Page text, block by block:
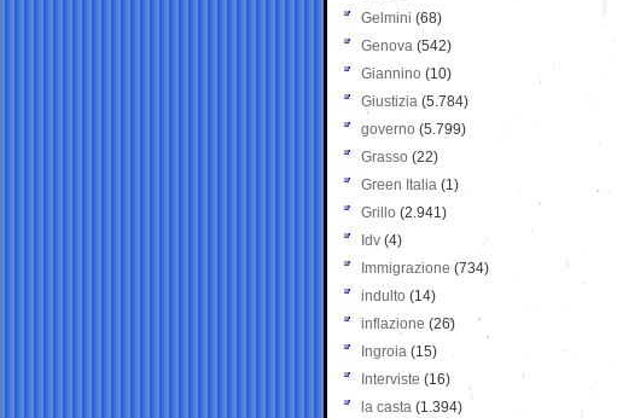
Gelmini (68)
Genova (542)
Giannino (10)
Giustizia (5.784)
governo (5.799)
Grasso (22)
Green Italia (1)
Grillo (2.941)
Idv (4)
Immigrazione (734)
indulto (14)
inflazione (26)
Ingroia (15)
Interviste (16)
la casta (1.394)